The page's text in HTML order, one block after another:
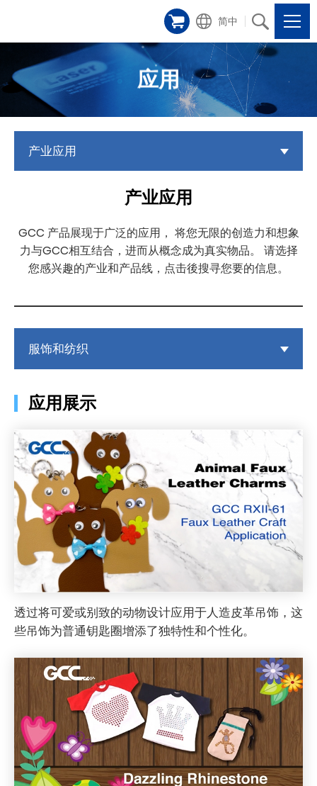
简中
应用
产业应用
产业应用
GCC 产品展现于广泛的应用， 将您无限的创造力和想象
力与GCC相互结合，进而从概念成为真实物品。 请选择
您感兴趣的产业和产品线，点击後搜寻您要的信息。
服饰和纺织
应用展示
透过将可爱或别致的动物设计应用于人造皮革吊饰，这
些吊饰为普通钥匙圈增添了独特性和个性化。